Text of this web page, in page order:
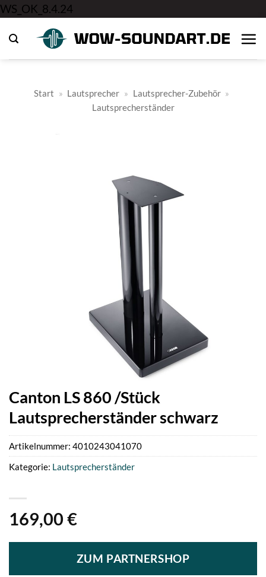
WS_OK_8.4.24
springen
Start » Lautsprecher » Lautsprecher-Zubehör »
Lautsprecherständer
Canton LS 860 /Stück
Lautsprecherständer schwarz
169,00 €
ZUM PARTNERSHOP
Artikelnummer: 4010243041070
Kategorie: Lautsprecherständer